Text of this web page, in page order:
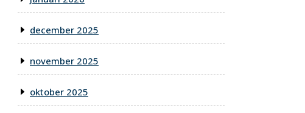
december 2025
november 2025
oktober 2025